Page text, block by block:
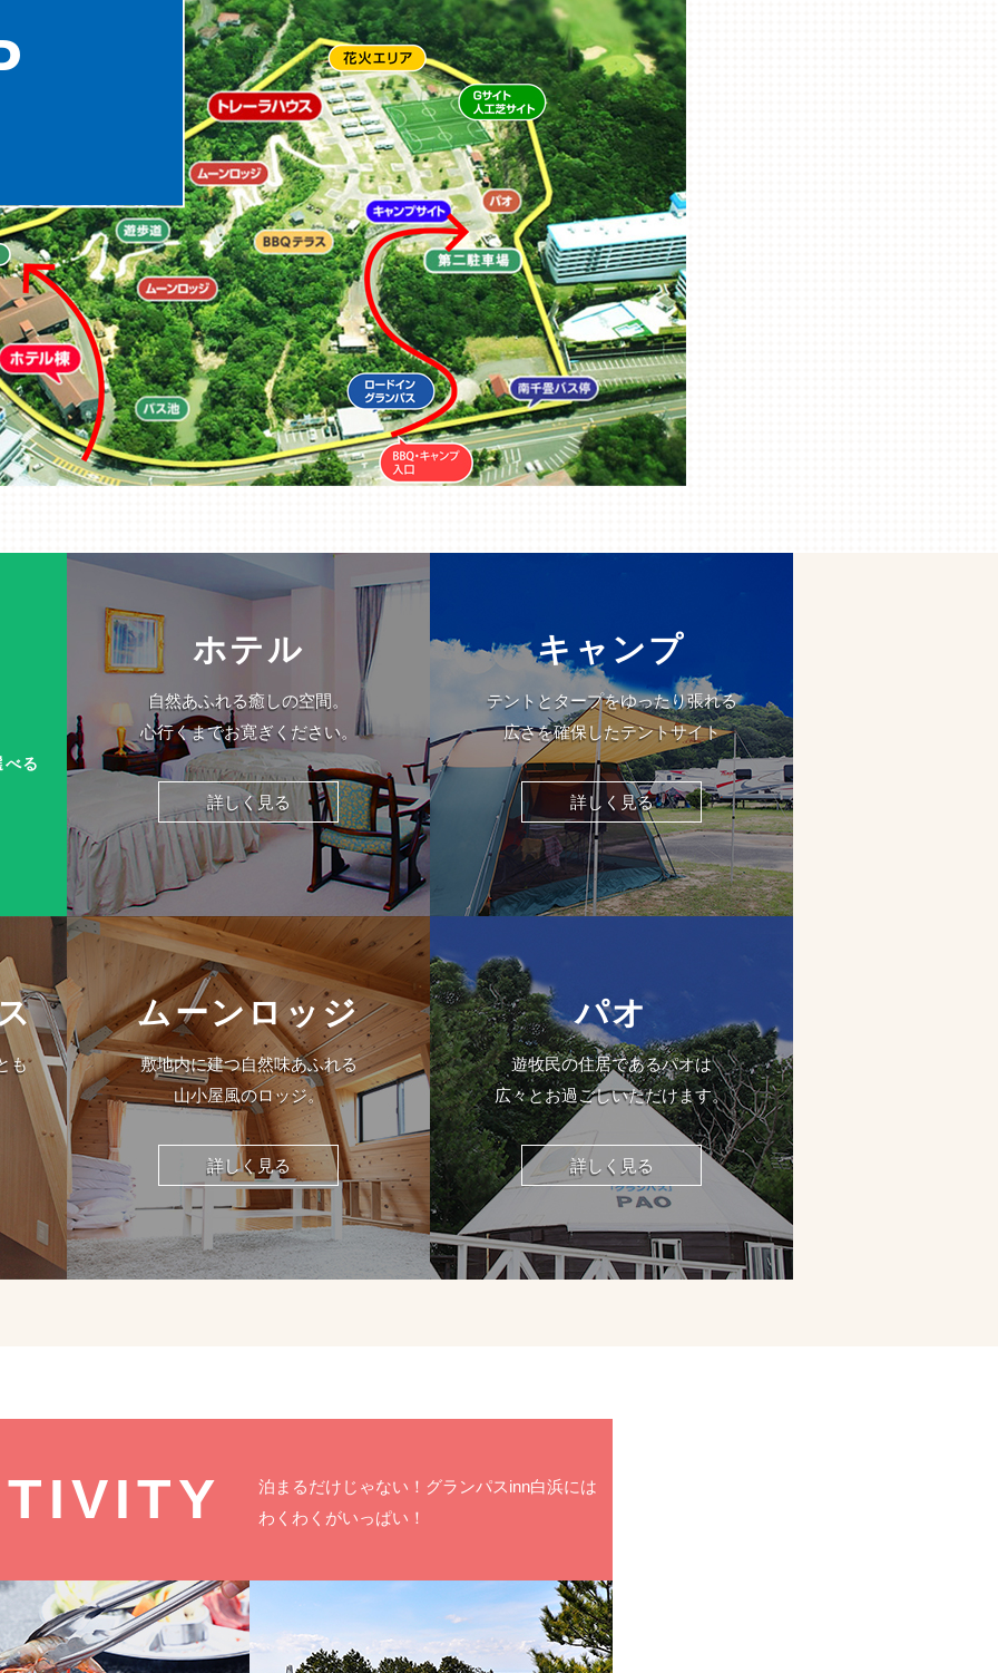
る
ホテル
自然あふれる癒しの空間。
心行くまでお寛ぎください。
詳しく見る
キャンプ
テントとタープをゆったり張れる
広さを確保したテントサイト
詳しく見る
も
ムーンロッジ
敷地内に建つ自然味あふれる
山小屋風のロッジ。
詳しく見る
パオ
遊牧民の住居であるパオは
広々とお過ごしいただけます。
詳しく見る
泊まるだけじゃない！グランパスinn白浜には
わくわくがいっぱい！